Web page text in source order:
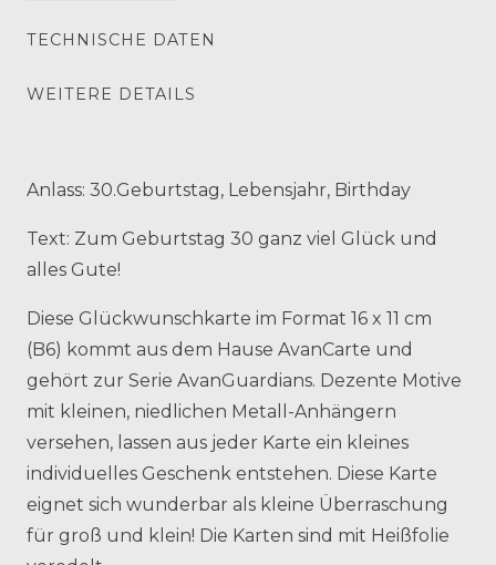
TECHNISCHE DATEN
WEITERE DETAILS
Anlass: 30.Geburtstag, Lebensjahr, Birthday
Text: Zum Geburtstag 30 ganz viel Glück und
alles Gute!
Diese Glückwunschkarte im Format 16 x 11 cm
(B6) kommt aus dem Hause AvanCarte und
gehört zur Serie AvanGuardians. Dezente Motive
mit kleinen, niedlichen Metall-Anhängern
versehen, lassen aus jeder Karte ein kleines
individuelles Geschenk entstehen. Diese Karte
eignet sich wunderbar als kleine Überraschung
für groß und klein! Die Karten sind mit Heißfolie